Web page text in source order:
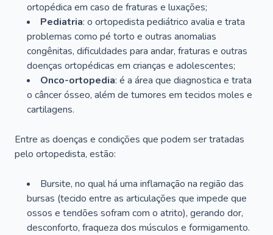
ortopédica em caso de fraturas e luxações;
Pediatria: o ortopedista pediátrico avalia e trata
problemas como pé torto e outras anomalias
congênitas, dificuldades para andar, fraturas e outras
doenças ortopédicas em crianças e adolescentes;
Onco-ortopedia: é a área que diagnostica e trata
o câncer ósseo, além de tumores em tecidos moles e
cartilagens.
Entre as doenças e condições que podem ser tratadas
pelo ortopedista, estão:
Bursite, no qual há uma inflamação na região das
bursas (tecido entre as articulações que impede que
ossos e tendões sofram com o atrito), gerando dor,
desconforto, fraqueza dos músculos e formigamento.